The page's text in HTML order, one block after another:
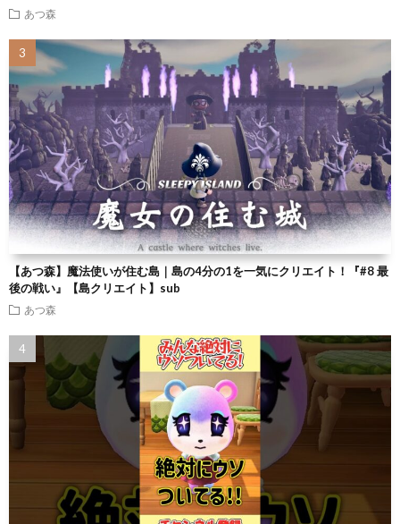
あつ森
【あつ森】魔法使いが住む島｜島の4分の1を一気にクリエイト！『#8 最
後の戦い』【島クリエイト】sub
あつ森